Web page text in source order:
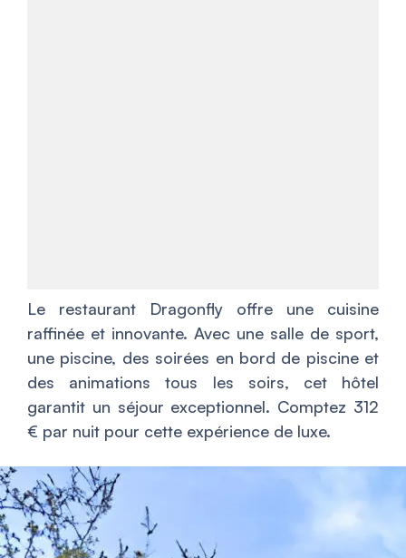
Le restaurant Dragonfly offre une cuisine
raffinée et innovante. Avec une salle de sport,
une piscine, des soirées en bord de piscine et
des animations tous les soirs, cet hôtel
garantit un séjour exceptionnel. Comptez 312
€ par nuit pour cette expérience de luxe.